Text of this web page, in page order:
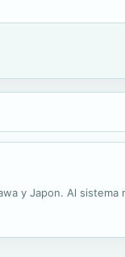
y Japon. Al